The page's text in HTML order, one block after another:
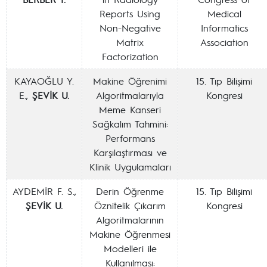
Reports Using
Non-Negative
Matrix
Factorization
Medical
Informatics
Association
KAYAOĞLU Y.
E., ŞEVİK U.
Makine Öğrenimi
Algoritmalarıyla
Meme Kanseri
Sağkalım Tahmini:
Performans
Karşılaştırması ve
Klinik Uygulamaları
15. Tıp Bilişimi
Kongresi
AYDEMİR F. S.,
ŞEVİK U.
Derin Öğrenme
Öznitelik Çıkarım
Algoritmalarının
Makine Öğrenmesi
Modelleri ile
Kullanılması:
15. Tıp Bilişimi
Kongresi